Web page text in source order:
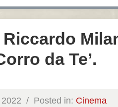
da Te’.
2022 / Posted in: Cinema